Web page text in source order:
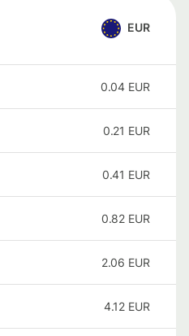
EUR
0.04 EUR
0.21 EUR
0.41 EUR
0.82 EUR
2.06 EUR
4.12 EUR